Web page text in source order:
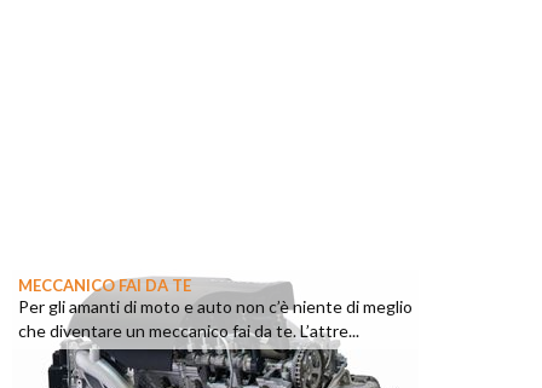
MECCANICO FAI DA TE
Per gli amanti di moto e auto non c’è niente di meglio
che diventare un meccanico fai da te. L’attre...